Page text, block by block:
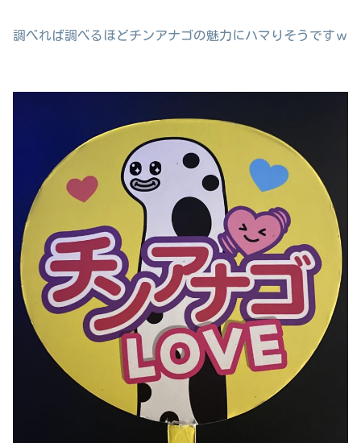
調べれば調べるほどチンアナゴの魅力にハマりそうですｗ